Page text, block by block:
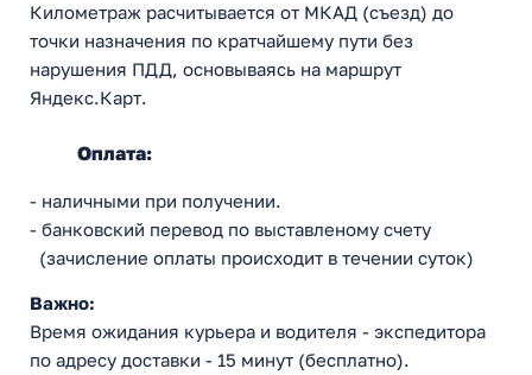
Километраж расчитывается от МКАД (съезд) до
точки назначения по кратчайшему пути без
нарушения ПДД, основываясь на маршрут
Яндекс.Карт.
Оплата:
- наличными при получении.
- банковский перевод по выставленому счету
(зачисление оплаты происходит в течении суток)
Важно:
Время ожидания курьера и водителя - экспедитора
по адресу доставки - 15 минут (бесплатно).